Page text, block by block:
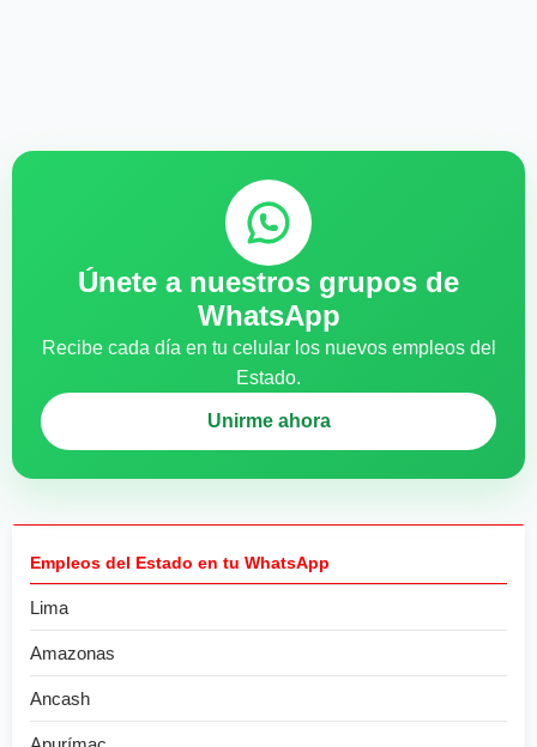
Únete a nuestros grupos de
WhatsApp
Recibe cada día en tu celular los nuevos empleos del
Estado.
Unirme ahora
Empleos del Estado en tu WhatsApp
Lima
Amazonas
Ancash